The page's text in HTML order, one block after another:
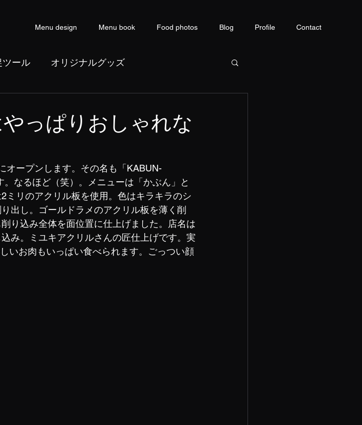
Menu design Menu book Food photos Blog Profile Contact
ツール オリジナルグッズ
っぱりおしゃれな
オープンします。その名も「KABUN-
なるほど（笑）。メニューは「かぶん」と
ミリのアクリル板を使用。色はキラキラのシ
出し。ゴールドラメのアクリル板を薄く削
り込み全体を面位置に仕上げました。店名は
み。ミユキアクリルさんの匠仕上げです。実
いお肉もいっぱい食べられます。ごっつい顔